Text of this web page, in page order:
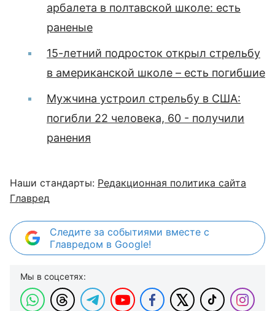
арбалета в полтавской школе: есть
раненые
15-летний подросток открыл стрельбу
в американской школе – есть погибшие
Мужчина устроил стрельбу в США:
погибли 22 человека, 60 - получили
ранения
Наши стандарты: Редакционная политика сайта
Главред
Следите за событиями вместе с
Главредом в Google!
Мы в соцсетях: